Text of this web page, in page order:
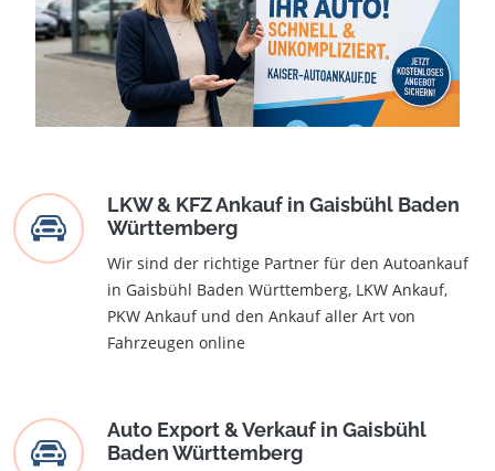
LKW & KFZ Ankauf in Gaisbühl Baden
Württemberg
Wir sind der richtige Partner für den Autoankauf
in Gaisbühl Baden Württemberg, LKW Ankauf,
PKW Ankauf und den Ankauf aller Art von
Fahrzeugen online
Auto Export & Verkauf in Gaisbühl
Baden Württemberg